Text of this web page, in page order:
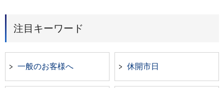
注目キーワード
一般のお客様へ 休開市日